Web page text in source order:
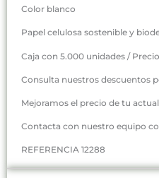
Color blanco
Papel celulosa sostenible y
Caja con 5.000 unidades /
Consulta nuestros descuentos
Mejoramos el precio de tu
Contacta con nuestro equipo
REFERENCIA 12288